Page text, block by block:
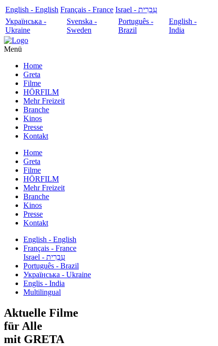
English - English Français - France
עִבְרִית - Israel
Українська -
Ukraine
Svenska -
Sweden
Português -
Brazil
English -
India
Menü
Home
Greta
Filme
HÖRFILM
Mehr Freizeit
Branche
Kinos
Presse
Kontakt
Home
Greta
Filme
HÖRFILM
Mehr Freizeit
Branche
Kinos
Presse
Kontakt
English - English
Français - France
עִבְרִית - Israel
Português - Brazil
Українська - Ukraine
Englis - India
Multilingual
Aktuelle Filme
für Alle
mit GRETA